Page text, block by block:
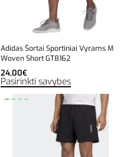
Adidas Šortai Sportiniai Vyrams M
Woven Short GT8162
24,00€
Pasirinkti savybes